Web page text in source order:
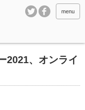
menu
2021、オンライ